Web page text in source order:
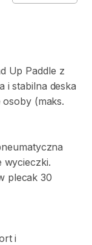
Up Paddle z
i stabilna deska
osoby (maks.
wycieczki.
plecak 30
i